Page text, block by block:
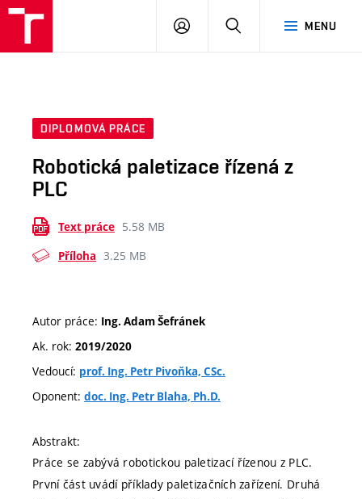
MENU
PŘIHLÁSIT
DIPLOMOVÁ PRÁCE
Robotická paletizace řízená z
PLC
Text práce 5.58 MB
Příloha 3.25 MB
Autor práce: Ing. Adam Šefránek
Ak. rok: 2019/2020
Vedoucí: prof. Ing. Petr Pivoňka, CSc.
Oponent: doc. Ing. Petr Blaha, Ph.D.
Abstrakt:
Práce se zabývá robotickou paletizací řízenou z PLC.
První část uvádí příklady paletizačních zařízení. Druhá